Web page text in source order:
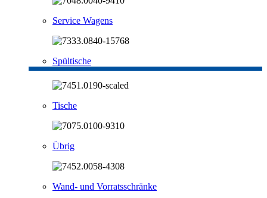
Service Wagens
Spültische
Tische
Übrig
Wand- und Vorratsschränke